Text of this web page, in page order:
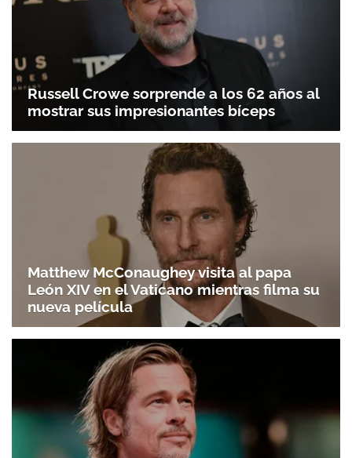
Russell Crowe sorprende a los 62 años al
mostrar sus impresionantes bíceps
Matthew McConaughey visita al papa
León XIV en el Vaticano mientras filma su
nueva película